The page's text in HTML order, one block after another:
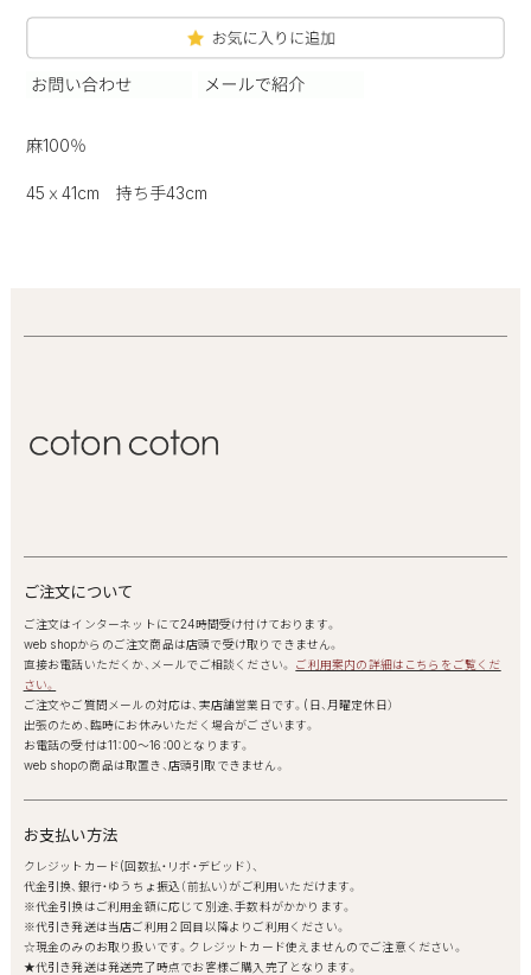
麻100％
45ｘ41cm 持ち手43cm
ご注文について
ご注文はインターネットにて24時間受け付けております。
web shopからのご注文商品は店頭で受け取りできません。
直接お電話いただくか、メールでご相談ください。 ご利用案内の詳細はこちらをご覧くだ
さい。
ご注文やご質問メールの対応は、実店舗営業日です。(日、月曜定休日）
出張のため、臨時にお休みいただく場合がございます。
お電話の受付は11：00～16：00となります。
web shopの商品は取置き、店頭引取できません。
お支払い方法
クレジットカード(回数払・リボ・デビッド）、
代金引換、銀行・ゆうちょ振込（前払い）がご利用いただけます。
※代金引換はご利用金額に応じて別途、手数料がかかります。
※代引き発送は当店ご利用２回目以降よりご利用ください。
☆現金のみのお取り扱いです。クレジットカード使えませんのでご注意ください。
★代引き発送は発送完了時点でお客様ご購入完了となります。